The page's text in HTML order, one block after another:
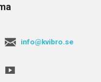
info@kvibro.se